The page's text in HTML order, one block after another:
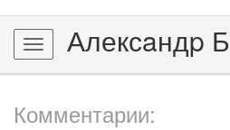
Toggle
navigation
Алексaндp
Комментарии: